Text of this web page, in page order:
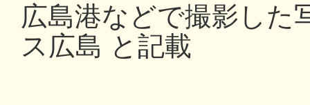
広島港などで撮影した
ス広島 と記載